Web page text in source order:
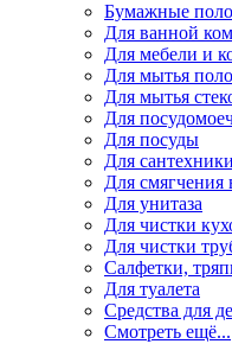
Бумажные
Для ванной
Для мебели и
Для мытья
Для мытья
Для
Для посуды
Для сантехники
Для смягчения
Для унитаза
Для чистки
Для чистки
Салфетки,
Для туалета
Средства для
Смотреть ещё...